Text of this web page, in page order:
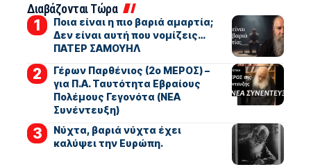
Διαβάζονται Τώρα
Ποια είναι η πιο βαριά αμαρτία;
Δεν είναι αυτή που νομίζεις…
ΠΑΤΕΡ ΣΑΜΟΥΗΛ
Γέρων Παρθένιος (2ο ΜΕΡΟΣ) –
για Π.Α. Ταυτότητα Εβραίους
Πολέμους Γεγονότα (ΝΕΑ
Συνέντευξη)
Νύχτα, βαριά νύχτα έχει
καλύψει την Ευρώπη.